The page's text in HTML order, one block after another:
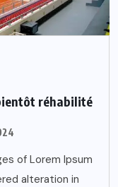
réhabilité
of Lorem Ipsum
alteration in